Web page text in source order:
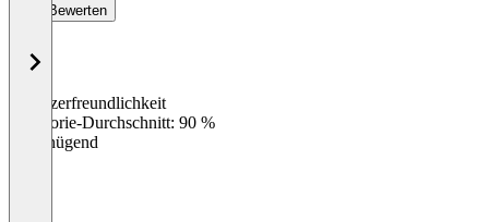
Bewerten
Benutzerfreundlichkeit
Kategorie-Durchschnitt: 90 %
Ungenügend